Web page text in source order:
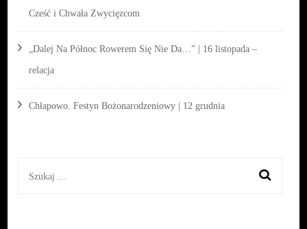
Cześć i Chwała Zwycięzcom
„Dalej Na Północ Rowerem Się Nie Da…” | 16 listopada –
relacja
Chłapowo. Festyn Bożonarodzeniowy | 12 grudnia
Szukaj: